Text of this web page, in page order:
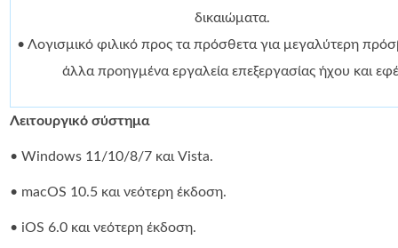
δικαιώματα.
• Λογισμικό φιλικό προς τα πρόσθετα για μεγαλύτερη
άλλα προηγμένα εργαλεία επεξεργασίας ήχου και
Λειτουργικό σύστημα
• Windows 11/10/8/7 και Vista.
• macOS 10.5 και νεότερη έκδοση.
• iOS 6.0 και νεότερη έκδοση.